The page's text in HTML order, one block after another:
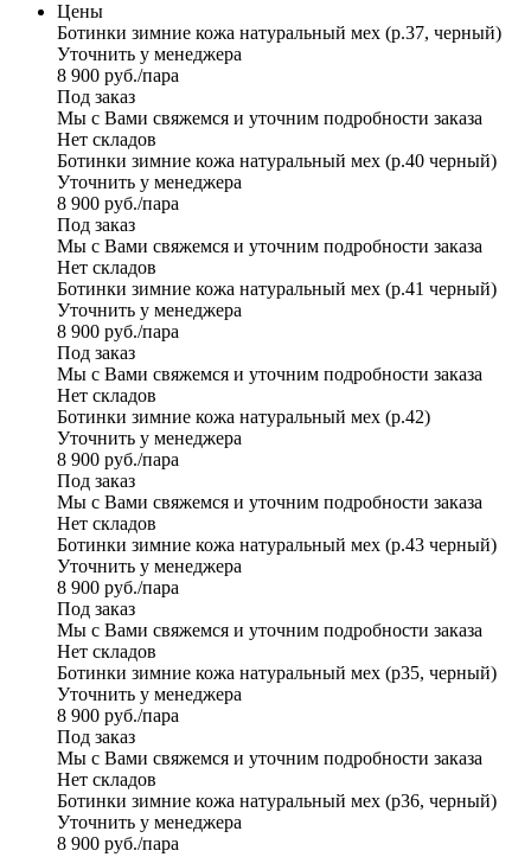
Цены
Ботинки зимние кожа натуральный мех (р.37, черный)
Уточнить у менеджера
8 900 руб./пара
Под заказ
Мы с Вами свяжемся и уточним подробности заказа
Нет складов
Ботинки зимние кожа натуральный мех (р.40 черный)
Уточнить у менеджера
8 900 руб./пара
Под заказ
Мы с Вами свяжемся и уточним подробности заказа
Нет складов
Ботинки зимние кожа натуральный мех (р.41 черный)
Уточнить у менеджера
8 900 руб./пара
Под заказ
Мы с Вами свяжемся и уточним подробности заказа
Нет складов
Ботинки зимние кожа натуральный мех (р.42)
Уточнить у менеджера
8 900 руб./пара
Под заказ
Мы с Вами свяжемся и уточним подробности заказа
Нет складов
Ботинки зимние кожа натуральный мех (р.43 черный)
Уточнить у менеджера
8 900 руб./пара
Под заказ
Мы с Вами свяжемся и уточним подробности заказа
Нет складов
Ботинки зимние кожа натуральный мех (р35, черный)
Уточнить у менеджера
8 900 руб./пара
Под заказ
Мы с Вами свяжемся и уточним подробности заказа
Нет складов
Ботинки зимние кожа натуральный мех (р36, черный)
Уточнить у менеджера
8 900 руб./пара